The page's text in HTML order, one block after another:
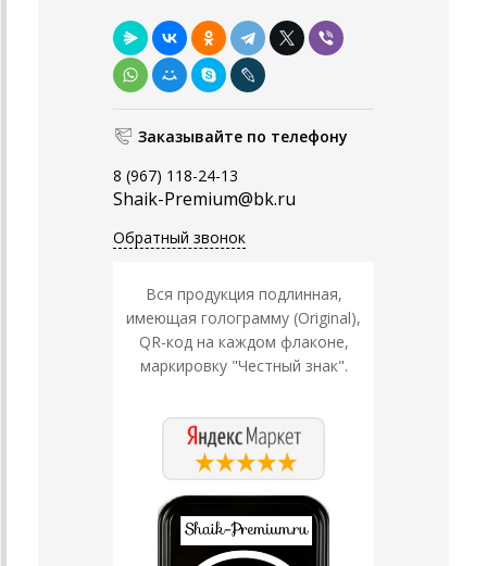
Заказывайте по телефону
8 (967) 118-24-13
Shaik-Premium@bk.ru
Обратный звонок
Вся продукция подлинная,
имеющая голограмму (Original),
QR-код на каждом флаконе,
маркировку "Честный знак".